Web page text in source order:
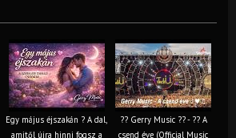
Egy május éjszakán ? A dal,
amitől újra hinni fogsz a
?? Gerry Music ?? - ?? A
csend éve (Official Music